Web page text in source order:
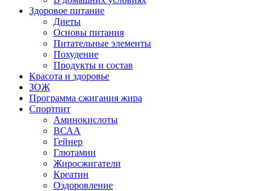
Здоровое питание
Диеты
Основы питания
Питательные элементы
Похудение
Продукты и состав
Красота и здоровье
ЗОЖ
Программа сжигания жира
Спортпит
Аминокислоты
ВСАА
Гейнер
Глютамин
Жиросжигатели
Креатин
Оздоровление